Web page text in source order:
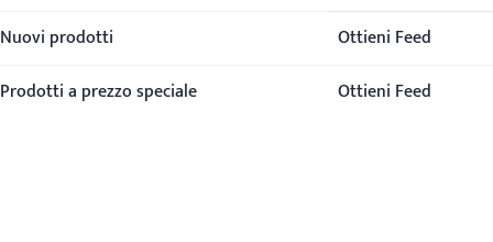
Nuovi prodotti
Ottieni Feed
Prodotti a prezzo speciale
Ottieni Feed